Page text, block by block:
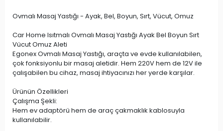
Ovmalı Masaj Yastığı - Ayak, Bel, Boyun, Sırt, Vücut, Omuz
Car Home Isıtmalı Ovmalı Masaj Yastığı Ayak Bel Boyun Sırt
Vücut Omuz Aleti
Egonex Ovmalı Masaj Yastığı, araçta ve evde kullanılabilen,
çok fonksiyonlu bir masaj aletidir. Hem 220V hem de 12V ile
çalışabilen bu cihaz, masaj ihtiyacınızı her yerde karşılar.
Ürünün Özellikleri
Çalışma Şekli:
Hem ev adaptörü hem de araç çakmaklık kablosuyla
kullanılabilir.